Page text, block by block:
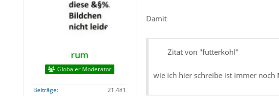
rum
Globaler Moderator
Beiträge
21.481
Damit
Zitat von "futterkohl"
wie ich hier schreibe ist immer noch